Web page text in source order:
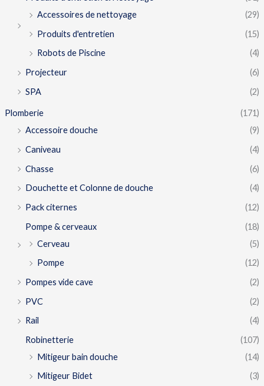
Accessoires de nettoyage
(29)
Produits d'entretien
(15)
Robots de Piscine
(4)
Projecteur
(6)
SPA
(2)
Plomberie
(171)
Accessoire douche
(9)
Caniveau
(4)
Chasse
(6)
Douchette et Colonne de douche
(4)
Pack citernes
(12)
Pompe & cerveaux
(18)
Cerveau
(5)
Pompe
(12)
Pompes vide cave
(2)
PVC
(2)
Rail
(4)
Robinetterie
(107)
Mitigeur bain douche
(14)
Mitigeur Bidet
(3)